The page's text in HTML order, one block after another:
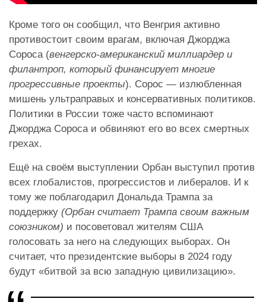
Кроме того он сообщил, что Венгрия активно
противостоит своим врагам, включая Джорджа
Сороса (венгерско-американский миллиардер и
филантроп, который финансирует многие
прогрессивные проекты). Сорос — излюбленная
мишень ультраправых и консервативных политиков.
Политики в России тоже часто вспоминают
Джорджа Сороса и обвиняют его во всех смертных
грехах.
Ещё на своём выступлении Орбан выступил против
всех глобалистов, прогрессистов и либералов. И к
тому же поблагодарил Дональда Трампа за
поддержку (Орбан считает Трампа своим важным
союзником) и посоветовал жителям США
голосовать за него на следующих выборах. Он
считает, что президентские выборы в 2024 году
будут «битвой за всю западную цивилизацию».